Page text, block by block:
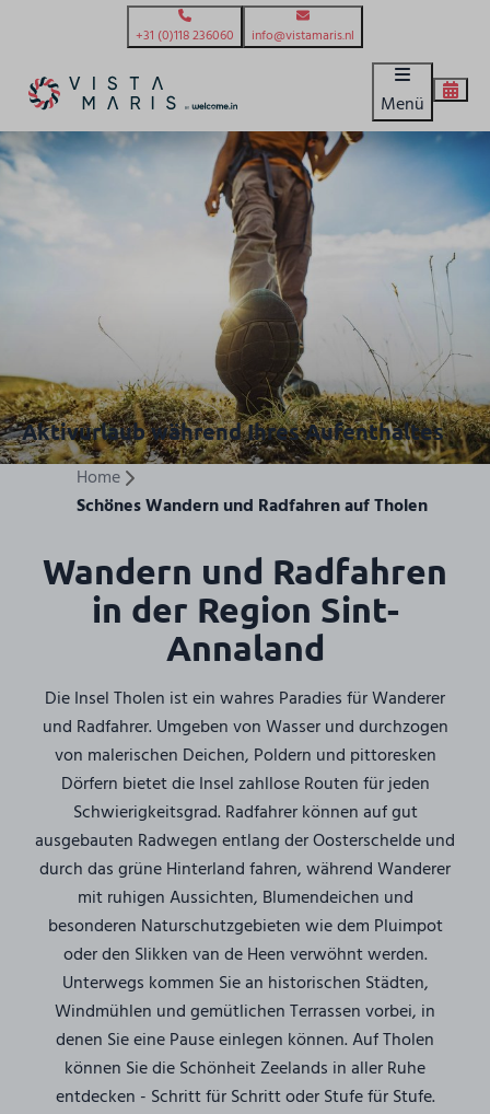
+31 (0)118 236060 info@vistamaris.nl
Menü
Aktivurlaub während Ihres Aufenthaltes
Home
Schönes Wandern und Radfahren auf Tholen
Wandern und Radfahren
in der Region Sint-
Annaland
Die Insel Tholen ist ein wahres Paradies für Wanderer
und Radfahrer. Umgeben von Wasser und durchzogen
von malerischen Deichen, Poldern und pittoresken
Dörfern bietet die Insel zahllose Routen für jeden
Schwierigkeitsgrad. Radfahrer können auf gut
ausgebauten Radwegen entlang der Oosterschelde und
durch das grüne Hinterland fahren, während Wanderer
mit ruhigen Aussichten, Blumendeichen und
besonderen Naturschutzgebieten wie dem Pluimpot
oder den Slikken van de Heen verwöhnt werden.
Unterwegs kommen Sie an historischen Städten,
Windmühlen und gemütlichen Terrassen vorbei, in
denen Sie eine Pause einlegen können. Auf Tholen
können Sie die Schönheit Zeelands in aller Ruhe
entdecken - Schritt für Schritt oder Stufe für Stufe.